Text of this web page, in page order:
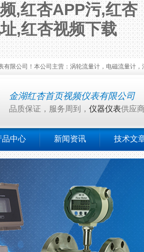
,红杏APP污,红杏
,红杏视频下载
司！本公司主营：涡轮流量计，电磁流量计
金湖红杏首页视频仪表有限公司
品质保证，服务周到， 仪器仪表供应
品中心 新闻资讯 技术文